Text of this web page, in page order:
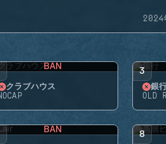
BAN
クラブハウス
3
銀
OLD
BAN 8